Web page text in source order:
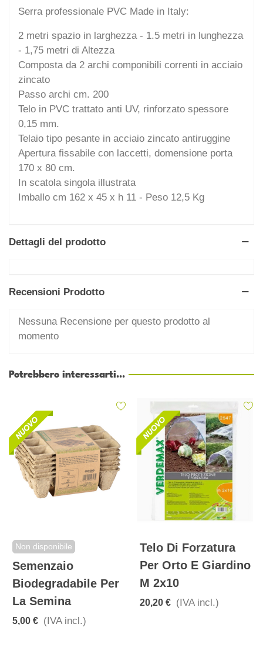
Serra professionale PVC Made in Italy:
2 metri spazio in larghezza - 1.5 metri in lunghezza
- 1,75 metri di Altezza
Composta da 2 archi componibili correnti in acciaio
zincato
Passo archi cm. 200
Telo in PVC trattato anti UV, rinforzato spessore
0,15 mm.
Telaio tipo pesante in acciaio zincato antiruggine
Apertura fissabile con laccetti, domensione porta
170 x 80 cm.
In scatola singola illustrata
Imballo cm 162 x 45 x h 11 - Peso 12,5 Kg
Dettagli del prodotto
Recensioni Prodotto
Nessuna Recensione per questo prodotto al
momento
Potrebbero interessarti...
Non disponibile
Semenzaio
Biodegradabile Per
La Semina
5,00 € (IVA incl.)
Telo Di Forzatura
Per Orto E Giardino
M 2x10
20,20 € (IVA incl.)